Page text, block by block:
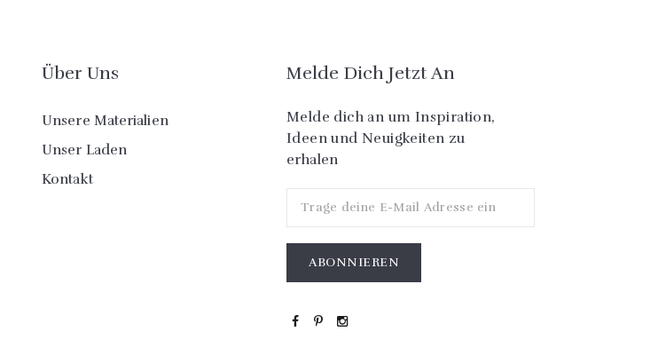
Über Uns
Unsere Materialien
Unser Laden
Kontakt
Melde Dich Jetzt An
Melde dich an um Inspiration,
Ideen und Neuigkeiten zu
erhalen